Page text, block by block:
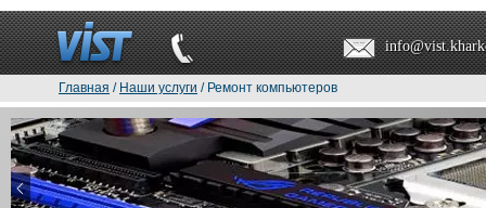
Главная / Наши услуги / Ремонт компьютеров